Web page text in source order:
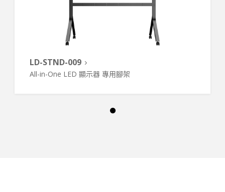
LD-STND-009
All-in-One LED 顯示器 專用腳架